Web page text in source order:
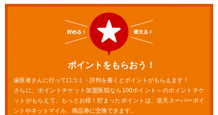
ポイントをもらおう！
歯医者さんに行って口コミ・評判を書くとポイントがもらえます！
さらに、ポイントチケット加盟医院なら100ポイント～のポイントチケ
ットがもらえて、もっとお得！貯まったポイントは、楽天スーパーポイ
ントやネットマイル、商品券に交換できます。